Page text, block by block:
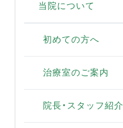
当院について
初めての方へ
治療室のご案内
院長・スタッフ紹介